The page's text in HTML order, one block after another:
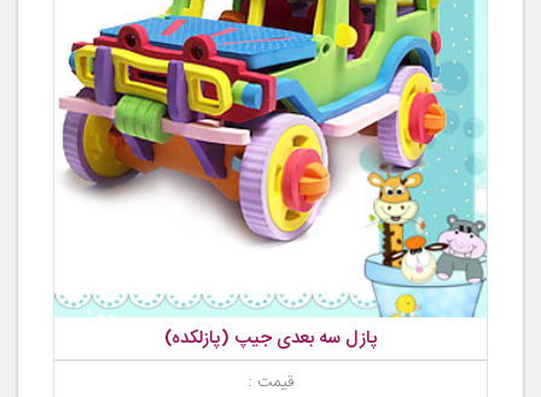
پازل سه بعدی جیپ (پازلکده)
قیمت :